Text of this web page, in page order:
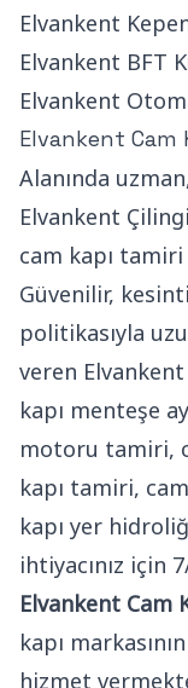
Elvankent
Elvankent BFT
Elvankent
Elvankent Cam
Alanında
Elvankent
cam kapı
Güvenilir,
politikasıyla
veren
kapı menteşe
motoru tamiri,
kapı tamiri,
kapı yer
ihtiyacınız için
Elvankent Cam
kapı
hizmet